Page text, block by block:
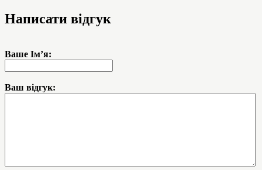
Написати відгук
Ваше Ім’я:
Ваш відгук: